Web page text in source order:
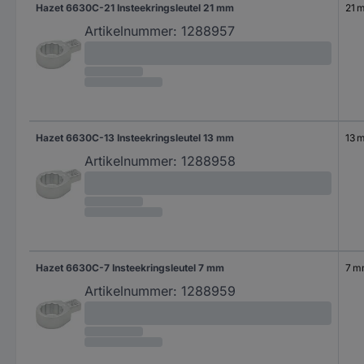
Hazet 6630C-21 Insteekringsleutel 21 mm
Artikelnummer: 1288957
21
Hazet 6630C-13 Insteekringsleutel 13 mm
Artikelnummer: 1288958
13
Hazet 6630C-7 Insteekringsleutel 7 mm
Artikelnummer: 1288959
7